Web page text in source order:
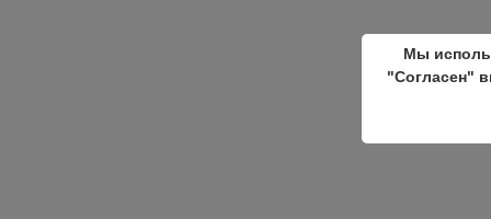
Мы
"Согласен"